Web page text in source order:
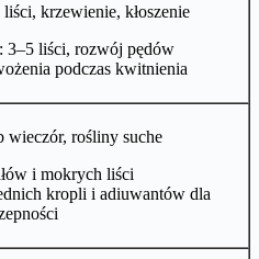
krzewienie, kłoszenie
3–5 liści, rozwój pędów
podczas kwitnienia
wieczór, rośliny suche
i mokrych liści
kropli i adiuwantów dla